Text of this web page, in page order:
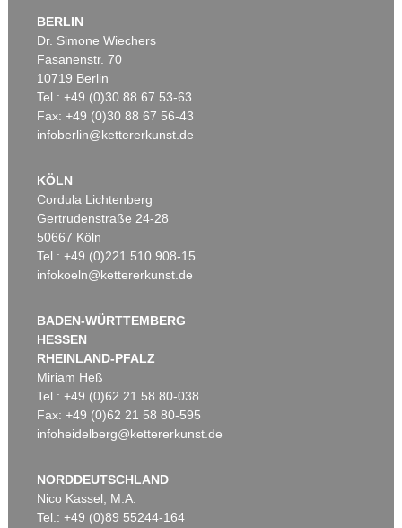
BERLIN
Dr. Simone Wiechers
Fasanenstr. 70
10719 Berlin
Tel.: +49 (0)30 88 67 53-63
Fax: +49 (0)30 88 67 56-43
infoberlin@kettererkunst.de
KÖLN
Cordula Lichtenberg
Gertrudenstraße 24-28
50667 Köln
Tel.: +49 (0)221 510 908-15
infokoeln@kettererkunst.de
BADEN-WÜRTTEMBERG
HESSEN
RHEINLAND-PFALZ
Miriam Heß
Tel.: +49 (0)62 21 58 80-038
Fax: +49 (0)62 21 58 80-595
infoheidelberg@kettererkunst.de
NORDDEUTSCHLAND
Nico Kassel, M.A.
Tel.: +49 (0)89 55244-164